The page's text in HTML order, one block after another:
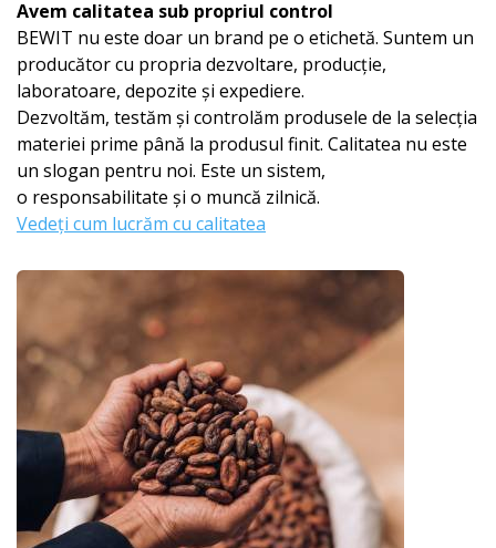
Avem calitatea sub propriul control
BEWIT nu este doar un brand pe o etichetă. Suntem un
producător cu propria dezvoltare, producție,
laboratoare, depozite și expediere.
Dezvoltăm, testăm și controlăm produsele de la selecția
materiei prime până la produsul finit. Calitatea nu este
un slogan pentru noi. Este un sistem,
o responsabilitate și o muncă zilnică.
Vedeți cum lucrăm cu calitatea